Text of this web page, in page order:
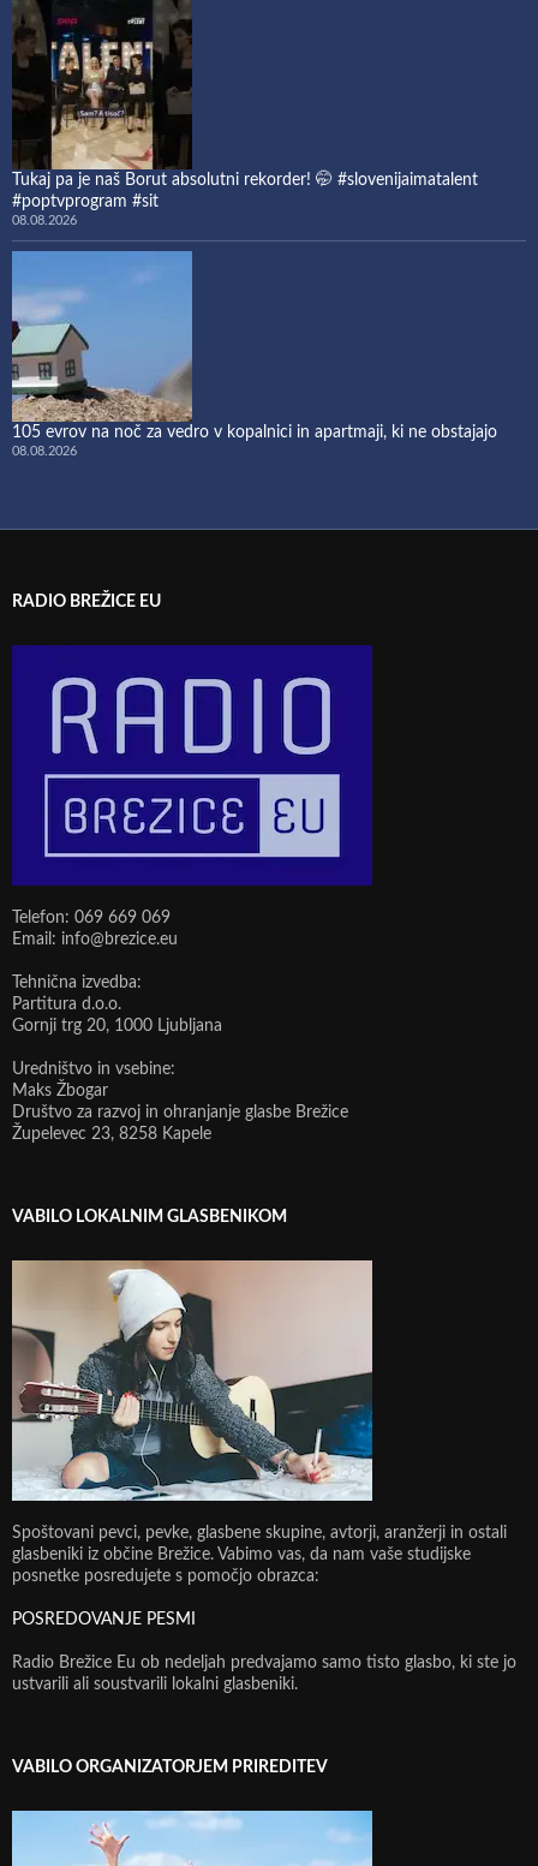
Tukaj pa je naš Borut absolutni rekorder! 🤭 #slovenijaimatalent
#poptvprogram #sit
08.08.2026
105 evrov na noč za vedro v kopalnici in apartmaji, ki ne obstajajo
08.08.2026
RADIO BREŽICE EU
Telefon: 069 669 069
Email: info@brezice.eu
Tehnična izvedba:
Partitura d.o.o.
Gornji trg 20, 1000 Ljubljana
Uredništvo in vsebine:
Maks Žbogar
Društvo za razvoj in ohranjanje glasbe Brežice
Župelevec 23, 8258 Kapele
VABILO LOKALNIM GLASBENIKOM
Spoštovani pevci, pevke, glasbene skupine, avtorji, aranžerji in ostali
glasbeniki iz občine Brežice. Vabimo vas, da nam vaše studijske
posnetke posredujete s pomočjo obrazca:
POSREDOVANJE PESMI
Radio Brežice Eu ob nedeljah predvajamo samo tisto glasbo, ki ste jo
ustvarili ali soustvarili lokalni glasbeniki.
VABILO ORGANIZATORJEM PRIREDITEV